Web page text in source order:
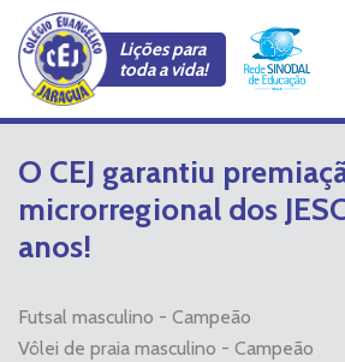
Lições para
toda a vida!
O CEJ garantiu
microrregional dos
anos!
Futsal masculino - Campeão
Vôlei de praia masculino - Campeão